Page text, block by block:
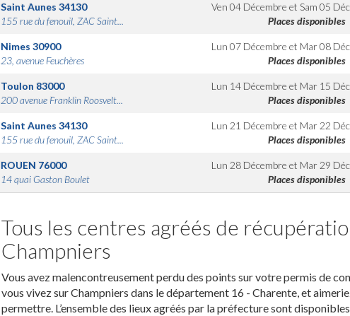
Saint Aunes 34130
155 rue du fenouil, ZAC Saint...
Ven 04 Décembre etSam 05
Places disponibles
Nimes 30900
23, avenue Feuchères
Lun 07 Décembre et Mar 08
Places disponibles
Toulon 83000
200 avenue Franklin Roosvelt...
Lun 14 Décembre et Mar 15
Places disponibles
Saint Aunes 34130
155 rue du fenouil, ZAC Saint...
Lun 21 Décembre et Mar 22
Places disponibles
ROUEN 76000
14 quai Gaston Boulet
Lun 28 Décembre et Mar 29
Places disponibles
Tous les centres agréés de
Champniers
Vous avez malencontreusement perdu des points sur votre permis de
vous vivez sur Champniers dans le département 16 - Charente, et
permettre. L’ensemble des lieux agréés par la préfecture sont